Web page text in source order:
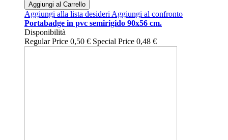
Aggiungi al Carrello
Aggiungi alla lista desideriAggiungi al confronto
Portabadge in pvc semirigido 90x56 cm.
Disponibilità
Regular Price 0,50 € Special Price 0,48 €